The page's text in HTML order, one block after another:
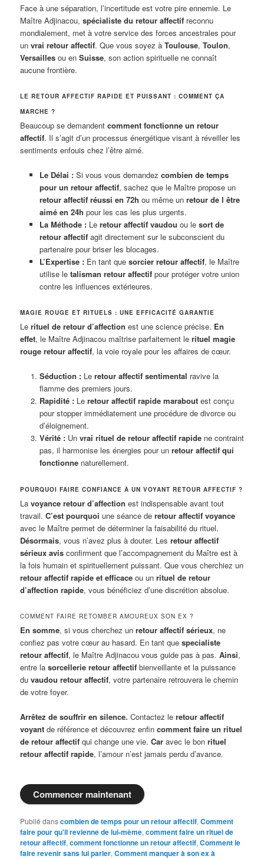
Face à une séparation, l’incertitude est votre pire ennemie. Le
Maître Adjinacou,spécialiste du retour affectif reconnu
mondialement, met à votre service des forces ancestrales pour
unvrai retour affectif. Que vous soyez àToulouse,Toulon,
Versailles ou enSuisse, son action spirituelle ne connaît
aucune frontière.
LE RETOUR AFFECTIF RAPIDE ET PUISSANT : COMMENT ÇA
MARCHE ?
Beaucoup se demandentcomment fonctionne un retour
affectif. Il s’agit d’un processus énergétique visant à réveiller les
sentiments enfouis chez l’être aimé.
Le Délai :Si vous vous demandez combien de temps
pour un retour affectif, sachez que le Maître propose un
retour affectif réussi en 72h ou même un retour de l être
aimé en 24h pour les cas les plus urgents.
La Méthode :Le retour affectif vaudou ou le sort de
retour affectifagit directement sur le subconscient du
partenaire pour briser les blocages.
L’Expertise :En tant que sorcier retour affectif, le Maître
utilise le talisman retour affectifpour protéger votre union
contre les influences extérieures.
MAGIE ROUGE ET RITUELS : UNE EFFICACITÉ GARANTIE
Lerituel de retour d’affection est une science précise. En
effet, le Maître Adjinacou maîtrise parfaitement lerituel magie
rouge retour affectif, la voie royale pour les affaires de cœur.
Séduction :Le retour affectif sentimental ravive la
flamme des premiers jours.
Rapidité :Le retour affectif rapide maraboutest conçu
pour stopper immédiatement une procédure de divorce ou
d’éloignement.
Vérité :Un vrai rituel de retour affectif rapidene contraint
pas, il harmonise les énergies pour un retour affectif qui
fonctionnenaturellement.
POURQUOI FAIRE CONFIANCE À UN VOYANT RETOUR AFFECTIF ?
Lavoyance retour d’affection est indispensable avant tout
travail.C’est pourquoi une séance deretour affectif voyance
avec le Maître permet de déterminer la faisabilité du rituel.
Désormais, vous n’avez plus à douter. Lesretour affectif
sérieux avis confirment que l’accompagnement du Maître est à
la fois humain et spirituellement puissant. Que vous cherchiez un
retour affectif rapide et efficace ou unrituel de retour
d’affection rapide, vous bénéficiez d’une discrétion absolue.
COMMENT FAIRE RETOMBER AMOUREUX SON EX ?
En somme, si vous cherchez unretour affectif sérieux, ne
confiez pas votre cœur au hasard. En tant quespecialiste
retour affectif, le Maître Adjinacou vous guide pas à pas.Ainsi,
entre lasorcellerie retour affectif bienveillante et la puissance
duvaudou retour affectif, votre partenaire retrouvera le chemin
de votre foyer.
Arrêtez de souffrir en silence. Contactez leretour affectif
voyant de référence et découvrez enfincomment faire un rituel
de retour affectif qui change une vie.Car avec le bonrituel
retour affectif rapide, l’amour n’est jamais perdu d’avance.
Commencer maintenant
Publié danscombien de temps pour un retour affectif,Comment
faire pour qu'il revienne de lui-même,comment faire un rituel de
retour affectif,comment fonctionne un retour affectif,Comment le
faire revenir sans lui parler,Comment manquer à son ex à